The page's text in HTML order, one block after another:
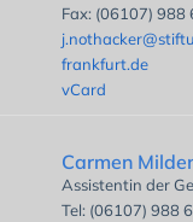
Fax: (06107) 988
frankfurt.de
vCard
Carmen
Assistentin der
Tel: (06107) 988